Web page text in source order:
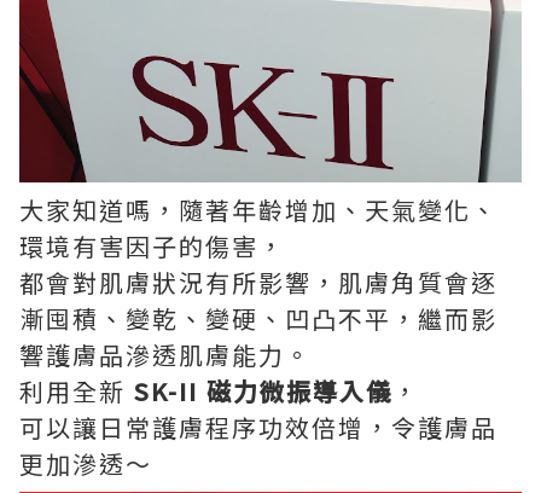
大家知道嗎，隨著年齡增加、天氣變化、
環境有害因子的傷害，
都會對肌膚狀況有所影響，肌膚角質會逐
漸囤積、變乾、變硬、凹凸不平，繼而影
響護膚品滲透肌膚能力。
利用全新 SK-II 磁力微振導入儀 ，
可以讓日常護膚程序功效倍增，令護膚品
更加滲透～